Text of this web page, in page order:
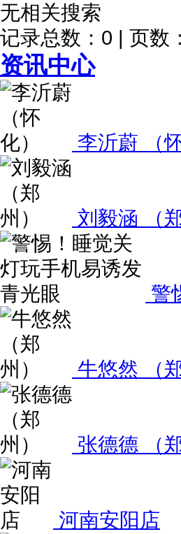
无相关搜索
记录总数：0 | 页数
资讯中心
李沂蔚 （怀
刘毅涵 （郑
警
牛悠然 （郑
张德德 （郑
河南安阳店